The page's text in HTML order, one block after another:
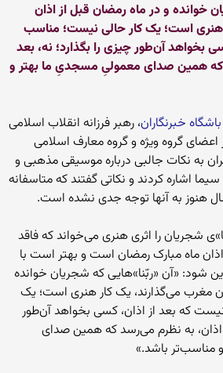
خوانده و در ماه رمضان قبل از اذان
هنرى است؛ یک کار حالى نیست؛ مناسب
بخواهد آن‌طور چیزى را بگذارد؛ نه، بعد
که همین صداى معمولىِ مسجدىِ ما بهتر و
خبرنگاران، رهبر فرزانه انقلاب اسلامی
در دیدار اعضاى گروه ویژه و گروه معارف اسلامى
به نکات جالبی درباره موسیقی مذهبی و
اشاره کردند و نکاتی گفتند که متاسفانه
شجریان را اثری هنری می‌خواند که فاقد
ماه مبارک رمضان است و بهتر است با
شود: «آن «ربّنا»هایى که شجریان خوانده
مغرب مى‌گذارند، یک کار هنرى است؛ یک
که بعد از اذان، کسى بخواهد آن‌طور
اذان، به نظرم مى‌رسد که همین صداى
مناسب‌تر باشد.»